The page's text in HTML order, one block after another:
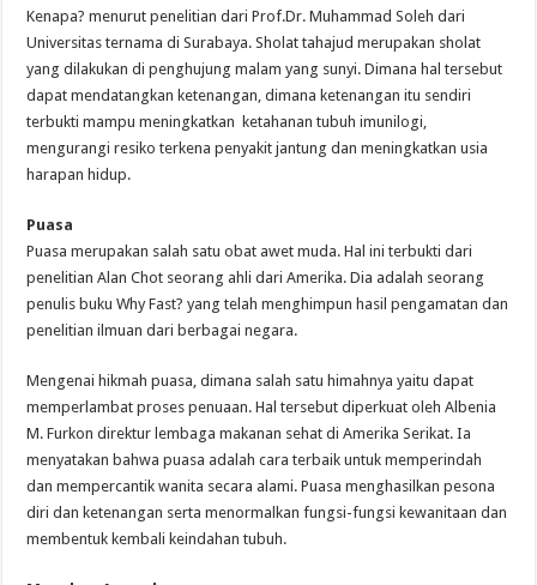
Kenapa? menurut penelitian dari Prof.Dr. Muhammad Soleh dari
Universitas ternama di Surabaya. Sholat tahajud merupakan sholat
yang dilakukan di penghujung malam yang sunyi. Dimana hal tersebut
dapat mendatangkan ketenangan, dimana ketenangan itu sendiri
terbukti mampu meningkatkan ketahanan tubuh imunilogi,
mengurangi resiko terkena penyakit jantung dan meningkatkan usia
harapan hidup.
Puasa
Puasa merupakan salah satu obat awet muda. Hal ini terbukti dari
penelitian Alan Chot seorang ahli dari Amerika. Dia adalah seorang
penulis buku Why Fast? yang telah menghimpun hasil pengamatan dan
penelitian ilmuan dari berbagai negara.
Mengenai hikmah puasa, dimana salah satu himahnya yaitu dapat
memperlambat proses penuaan. Hal tersebut diperkuat oleh Albenia
M. Furkon direktur lembaga makanan sehat di Amerika Serikat. Ia
menyatakan bahwa puasa adalah cara terbaik untuk memperindah
dan mempercantik wanita secara alami. Puasa menghasilkan pesona
diri dan ketenangan serta menormalkan fungsi-fungsi kewanitaan dan
membentuk kembali keindahan tubuh.